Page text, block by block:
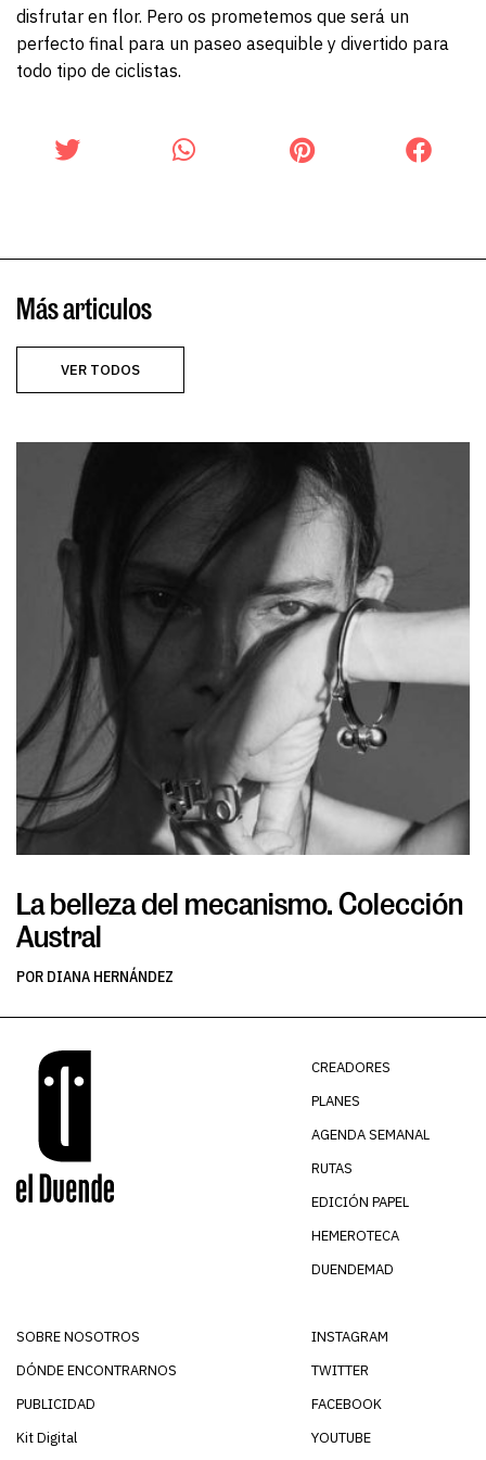
disfrutar en flor. Pero os prometemos que será un
perfecto final para un paseo asequible y divertido para
todo tipo de ciclistas.
Más articulos
VER TODOS
La belleza del mecanismo. Colección
Austral
POR DIANA HERNÁNDEZ
CREADORES
PLANES
AGENDA SEMANAL
RUTAS
EDICIÓN PAPEL
HEMEROTECA
DUENDEMAD
SOBRE NOSOTROS
DÓNDE ENCONTRARNOS
PUBLICIDAD
Kit Digital
INSTAGRAM
TWITTER
FACEBOOK
YOUTUBE